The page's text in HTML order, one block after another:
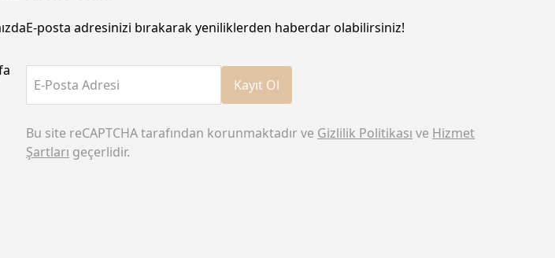
E-posta adresinizi bırakarak yeniliklerden haberdar olabilirsiniz!
E-Posta Adresi Kayıt Ol
Bu site reCAPTCHA tarafından korunmaktadır ve Gizlilik Politikası ve Hizmet
Şartları geçerlidir.